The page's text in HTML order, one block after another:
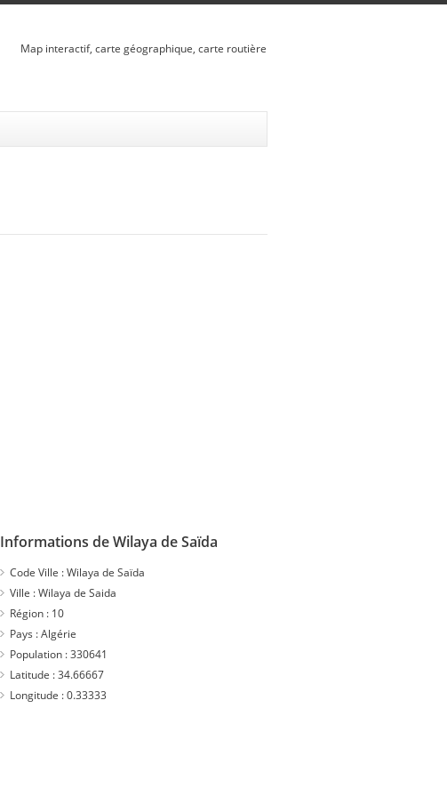
Map interactif, carte géographique, carte routière
Informations de Wilaya de Saïda
Code Ville :Wilaya de Saïda
Ville :Wilaya de Saida
Région : 10
Pays :Algérie
Population :330641
Latitude :34.66667
Longitude :0.33333